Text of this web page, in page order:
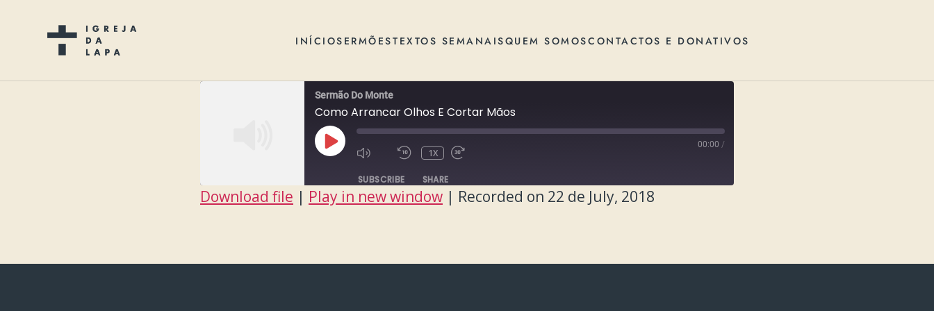
INÍCIOSERMÕESTEXTOS SEMANAISQUEM SOMOSCONTACTOS E DONATIVOS
Sermão Do Monte
Como Arrancar Olhos E Cortar Mãos
PLAY
EPISODE
1X
00:00 /
SUBSCRIBE SHARE
Download file | Play in new window | Recorded on 22 de July, 2018